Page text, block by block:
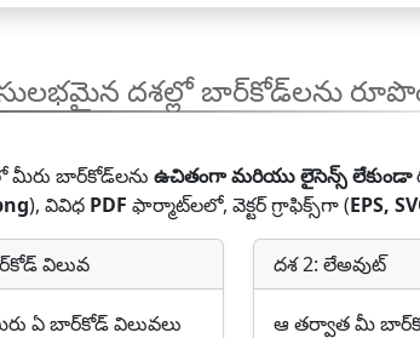
దశల్లో బార్‌కోడ్‌లను
బార్‌కోడ్‌లను ఉచితంగా మరియు లైసెన్స్ లేకుండా
), వివిధ PDF ఫార్మాట్‌లలో, వెక్టర్ గ్రాఫిక్స్‌గా (EPS,
విలువ
ఏ బార్‌కోడ్ విలువలు
దశ 2: లేఅవుట్
ఆ తర్వాత మీ